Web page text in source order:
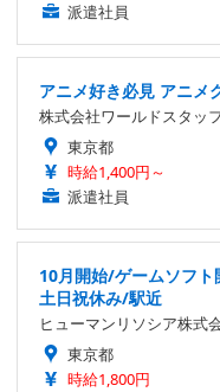
派遣社員
アニメ好き必見 アニメ
株式会社ワールドスタッ
東京都
時給1,400円～
派遣社員
10月開始/ゲームソフ
土日祝休み/駅近
ヒューマンリソシア株式
東京都
時給1,800円